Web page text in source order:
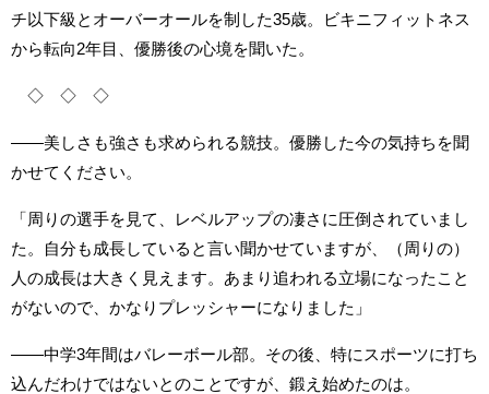
チ以下級とオーバーオールを制した35歳。ビキニフィットネス
から転向2年目、優勝後の心境を聞いた。
◇ ◇ ◇
――美しさも強さも求められる競技。優勝した今の気持ちを聞
かせてください。
「周りの選手を見て、レベルアップの凄さに圧倒されていまし
た。自分も成長していると言い聞かせていますが、（周りの）
人の成長は大きく見えます。あまり追われる立場になったこと
がないので、かなりプレッシャーになりました」
――中学3年間はバレーボール部。その後、特にスポーツに打ち
込んだわけではないとのことですが、鍛え始めたのは。